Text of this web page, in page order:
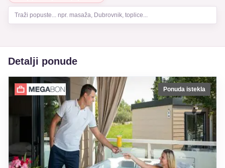
Traži popuste... npr. masaža, Dubrovnik, toplice...
Detalji ponude
Ponuda istekla